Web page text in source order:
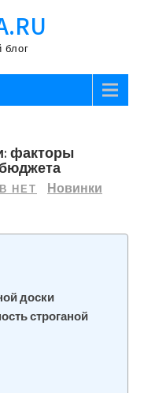
факторы
НЕТ
Новинки
доски
строганой